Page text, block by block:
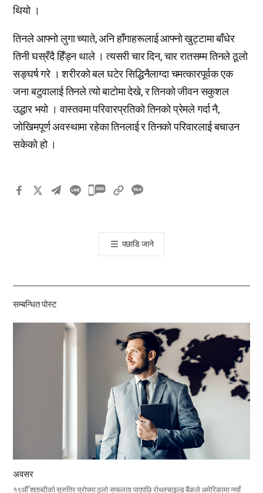
थियो ।
तिनले आफ्नो लुगा च्याते, अनि हाँगाहरूलाई आफ्नो खुट्टामा बाँधेर
तिनी घस्रँदै हिँड्न थाले । त्यसरी चार दिन, चार रातसम्म तिनले ठूलो
सङ्घर्ष गरे । शरीरको बल घटेर सिद्धिनैलाग्दा चमत्कारपूर्वक एक
जना बटुवालाई तिनले त्यो बाटोमा देखे, र तिनको जीवन सकुशल
उद्धार भयो । वास्तवमा परिवारप्रतिको तिनको प्रेमले गर्दा नै,
जोखिमपूर्ण अवस्थामा रहेका तिनलाई र तिनको परिवारलाई बचाउन
सकेको हो ।
카
톡
공
기
पछाडि जाने
सम्बन्धित पोस्ट
अवसर
१९औँ शताब्दीको सुरुतिर युरोपमा ठूलो सफलता पाएपछि रोथस्चाइल्ड बैंकले अमेरिकामा नयाँ